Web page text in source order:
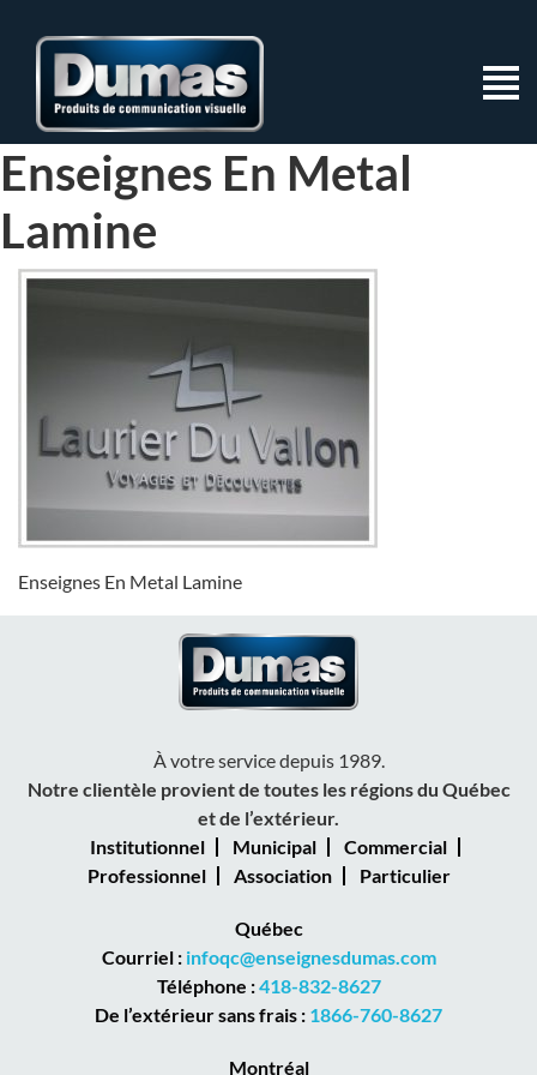
Enseignes En Metal
Lamine
Enseignes En Metal Lamine
À votre service depuis 1989.
Notre clientèle provient de toutes les régions du Québec
et de l’extérieur.
Institutionnel
Municipal
Commercial
Professionnel
Association Particulier
Québec
Courriel : infoqc@enseignesdumas.com
Téléphone :418-832-8627
De l’extérieur sans frais : 1866-760-8627
Montréal